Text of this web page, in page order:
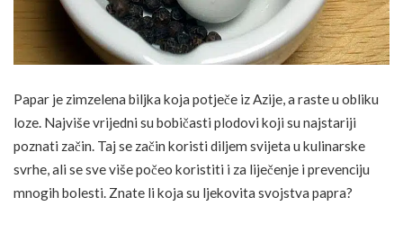
Papar je zimzelena biljka koja potječe iz Azije, a raste u obliku
loze. Najviše vrijedni su bobičasti plodovi koji su najstariji
poznati začin. Taj se začin koristi diljem svijeta u kulinarske
svrhe, ali se sve više počeo koristiti i za liječenje i prevenciju
mnogih bolesti. Znate li koja su ljekovita svojstva papra?